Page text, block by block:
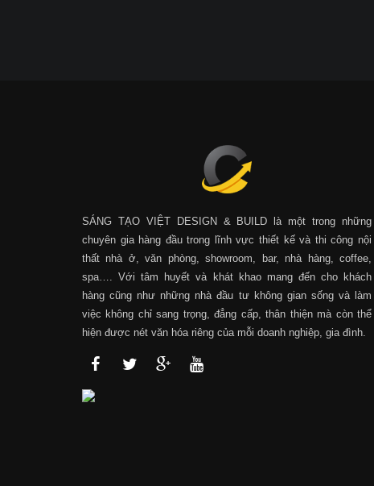
SÁNG TẠO VIỆT DESIGN & BUILD là một trong những
chuyên gia hàng đầu trong lĩnh vực thiết kế và thi công nội
thất nhà ở, văn phòng, showroom, bar, nhà hàng, coffee,
spa…. Với tâm huyết và khát khao mang đến cho khách
hàng cũng như những nhà đầu tư không gian sống và làm
việc không chỉ sang trọng, đẳng cấp, thân thiện mà còn thể
hiện được nét văn hóa riêng của mỗi doanh nghiệp, gia đình.